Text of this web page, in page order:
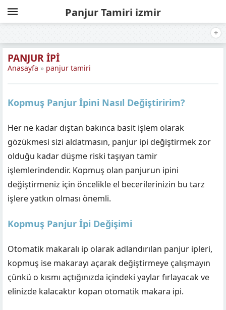
Panjur Tamiri izmir
PANJUR İPI
Anasayfa » panjur tamiri
Kopmuş Panjur İpini Nasıl Değiştiririm?
Her ne kadar dıştan bakınca basit işlem olarak
gözükmesi sizi aldatmasın, panjur ipi değiştirmek zor
olduğu kadar düşme riski taşıyan tamir
işlemlerindendir. Kopmuş olan panjurun ipini
değiştirmeniz için öncelikle el becerilerinizin bu tarz
işlere yatkın olması önemli.
Kopmuş Panjur İpi Değişimi
Otomatik makaralı ip olarak adlandırılan panjur ipleri,
kopmuş ise makarayı açarak değiştirmeye çalışmayın
çünkü o kısmı açtığınızda içindeki yaylar fırlayacak ve
elinizde kalacaktır kopan otomatik makara ipi.